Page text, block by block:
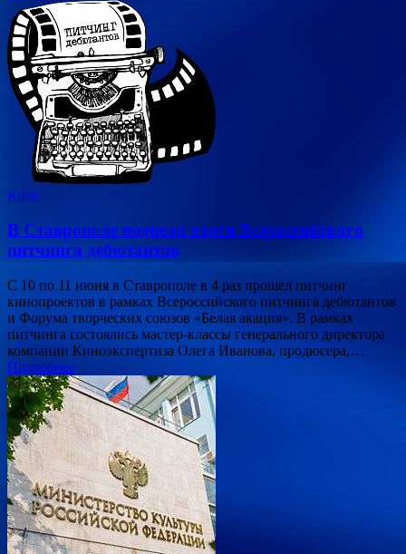
Кино
В Ставрополе подвели итоги Всероссийского
питчинга дебютантов
С 10 по 11 июня в Ставрополе в 4 раз прошел питчинг
кинопроектов в рамках Всероссийского питчинга дебютантов
и Форума творческих союзов «Белая акация». В рамках
питчинга состоялись мастер-классы генерального директора
компании Киноэкспертиза Олега Иванова, продюсера,…
Подробнее